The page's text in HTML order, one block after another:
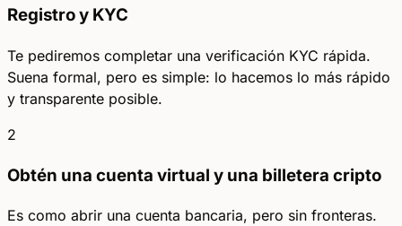
Registro y KYC
Te pediremos completar una verificación KYC rápida.
Suena formal, pero es simple: lo hacemos lo más rápido
y transparente posible.
2
Obtén una cuenta virtual y una billetera cripto
Es como abrir una cuenta bancaria, pero sin fronteras.